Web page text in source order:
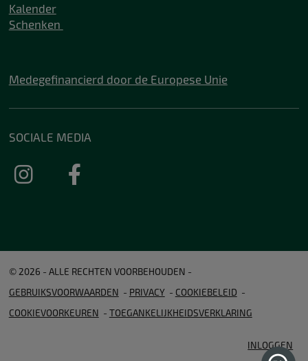
Kalender
Schenken
Medegefinancierd door de Europese Unie
SOCIALE MEDIA
© 2026 - ALLE RECHTEN VOORBEHOUDEN
GEBRUIKSVOORWAARDEN
PRIVACY
COOKIEBELEID
COOKIEVOORKEUREN
TOEGANKELIJKHEIDSVERKLARING
INLOGGEN